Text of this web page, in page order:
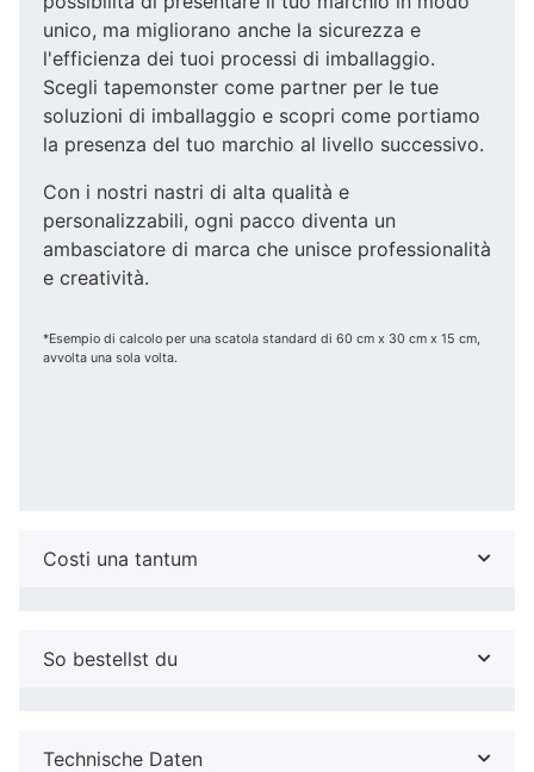
unico, ma migliorano anche la sicurezza e
l'efficienza dei tuoi processi di imballaggio.
Scegli tapemonster come partner per le tue
soluzioni di imballaggio e scopri come portiamo
la presenza del tuo marchio al livello successivo.
Con i nostri nastri di alta qualità e
personalizzabili, ogni pacco diventa un
ambasciatore di marca che unisce professionalità
e creatività.
*Esempio di calcolo per una scatola standard di 60 cm x 30 cm x 15 cm,
avvolta una sola volta.
Costi una tantum
So bestellst du
Technische Daten